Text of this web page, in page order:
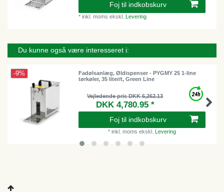
Foj til indkobskurv
*inkl. moms ekskl.Levering
Du kunne også være interesseret i:
-9%
Fadølsanlæg, Øldispenser - PYGMY 25 1-line
tørkøler, 35 liter/t, Green Line
Vejledende pris DKK 5,262.13
DKK 4,780.95 *
Foj til indkobskurv
* inkl. moms ekskl. Levering